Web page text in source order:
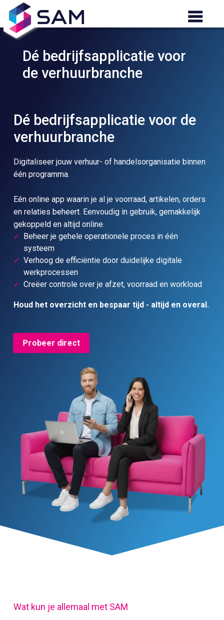
Dé bedrijfsapplicatie voor
de verhuurbranche
Dé bedrijfsapplicatie voor de
verhuurbranche
Digitaliseer jouw verhuur- of handelsorganisatie binnen
één programma.
Eén online app waarin je al je voorraad, artikelen, orders
en relaties beheert. Eenvoudig in gebruik, gemakkelijk
gekoppeld en altijd online.
Beheer je gehele operationele proces in één
systeem
Verhoog de efficiëntie door duidelijke digitale
werkprocessen
Creëer controle over je afzet, voorraad en workload
Houd het overzicht en bespaar tijd - altijd en overal.
Probeer direct
Wat kun je allemaal met SAM